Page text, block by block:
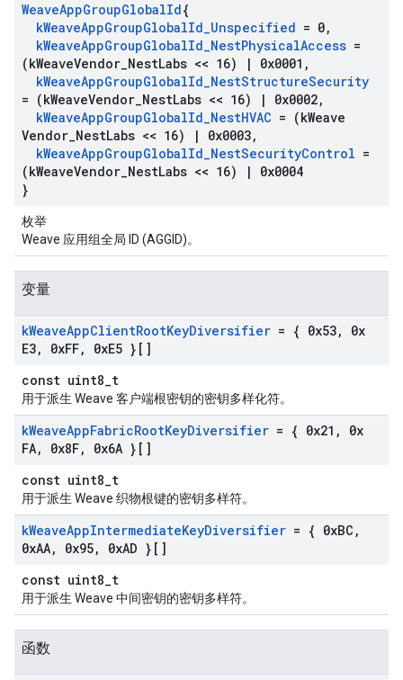
WeaveAppGroupGlobalId{
kWeaveAppGroupGlobalId_Unspecified = 0,
kWeaveAppGroupGlobalId_NestPhysicalAccess =
(kWeaveVendor NestLabs << 16) | 0x0001 ,
kWeaveAppGroupGlobalId_NestStructureSecurity
= (kWeaveVendor NestLabs << 16) | 0x0002,
kWeaveAppGroupGlobalId_NestHVAC = (kWeave
Vendor NestLabs << 16) | 0x0003,
kWeaveAppGroupGlobalId_NestSecurityControl =
(kWeaveVendor NestLabs << 16) |
0x0004
}
枚举
Weave 应用组全局 ID (AGGID)。
变量
kWeaveAppClientRootKeyDiversifier = { 0x53,
0x
E3, 0xFF, 0xE5 }[]
const uint8_t
用于派生 Weave 客户端根密钥的密钥多样化符。
kWeaveAppFabricRootKeyDiversifier = { 0x21 ,
0x
FA, 0x8F,
0x6A }[]
const uint8_t
用于派生 Weave 织物根键的密钥多样符。
kWeaveAppIntermediateKeyDiversifier = { 0xBC ,
0xAA, 0x95, 0xAD }[]
const uint8_t
用于派生 Weave 中间密钥的密钥多样符。
函数